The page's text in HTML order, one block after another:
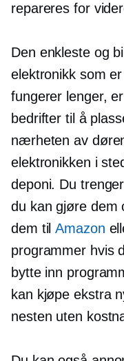
repareres for
Den enkleste og
elektronikk som
fungerer lenger,
bedrifter til å
nærheten av
elektronikken i
deponi. Du
du kan gjøre dem
dem tilAmazon
programmer hvis
bytte inn
kan kjøpe ekstra
nesten uten